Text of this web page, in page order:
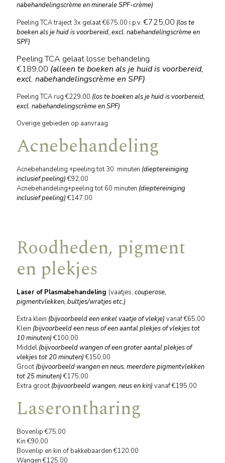
nabehandelingscrème en minerale SPF-crème)
Peeling TCA traject 3x gelaat €675,00 i.p.v. €725,00 (los te
boeken als je huid is voorbereid, excl. nabehandelingscrème en
SPF)
Peeling TCA gelaat losse behandeling
€189,00 (alleen te boeken als je huid is voorbereid,
excl. nabehandelingscrème en SPF)
Peeling TCA rug €229,00 (los te boeken als je huid is voorbereid,
excl. nabehandelingscrème en SPF)
Overige gebieden op aanvraag
Acnebehandeling
Acnebehandeling +peeling tot 30 minuten (dieptereiniging
inclusief peeling)€92,00
Acnebehandeling+peeling tot 60 minuten (dieptereiniging
inclusief peeling)€147,00
Roodheden, pigment
en plekjes
Laser of Plasmabehandeling (vaatjes, couperose,
pigmentvlekken, bultjes/wratjes etc.)
Extra klein (bijvoorbeeld een enkel vaatje of vlekje) vanaf €65,00
Klein (bijvoorbeeld een neus of een aantal plekjes of vlekjes tot
10 minuten)€100,00
Middel (bijvoorbeeld wangen of een groter aantal plekjes of
vlekjes tot 20 minuten)€150,00
Groot(bijvoorbeeld wangen en neus, meerdere pigmentvlekken
tot 25 minuten)€175,00
Extra groot(bijvoorbeeld wangen, neus en kin) vanaf €195,00
Laserontharing
Bovenlip €75,00
Kin €90,00
Bovenlip en kin of bakkebaarden €120,00
Wangen €125,00